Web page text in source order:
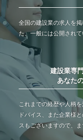
全国の建設業の求人を
た、一般には公開されて
建設業専
あなた
これまでの経歴や人柄
ドバイス、また企業様
スもございますので、